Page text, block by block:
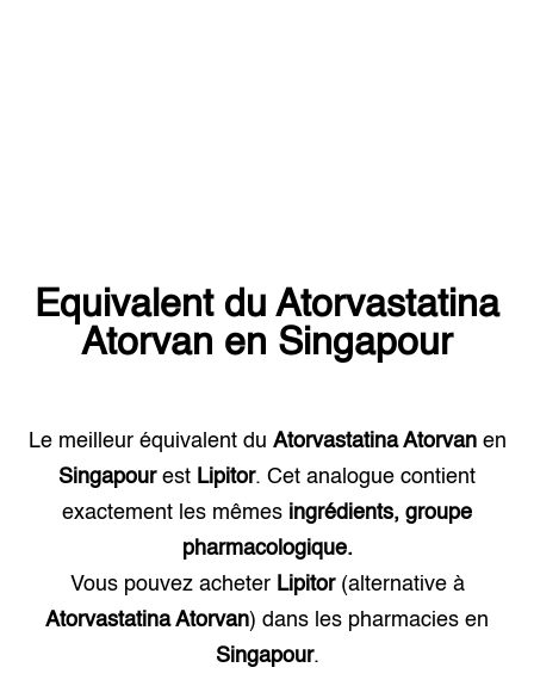
Equivalent du Atorvastatina
Atorvan en Singapour
Le meilleur équivalent du Atorvastatina Atorvanen
Singapourest Lipitor. Cet analogue contient
exactement les mêmes ingrédients, groupe
pharmacologique.
Vous pouvez acheter Lipitor(alternative à
Atorvastatina Atorvan) dans les pharmacies en
Singapour.